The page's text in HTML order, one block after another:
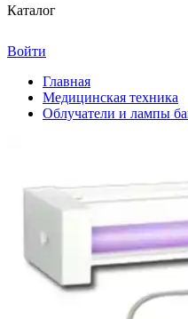
Каталог
Войти
Главная
Медицинская техника
Облучатели и лампы